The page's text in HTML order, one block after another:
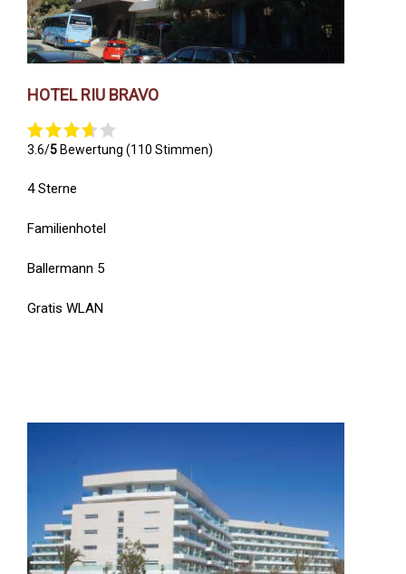
HOTEL RIU BRAVO
3.6/5 Bewertung (110 Stimmen)
4 Sterne
Familienhotel
Ballermann 5
Gratis WLAN